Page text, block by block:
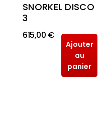
SNORKEL DISCO
3
615,00 €
Ajouter
au
panier